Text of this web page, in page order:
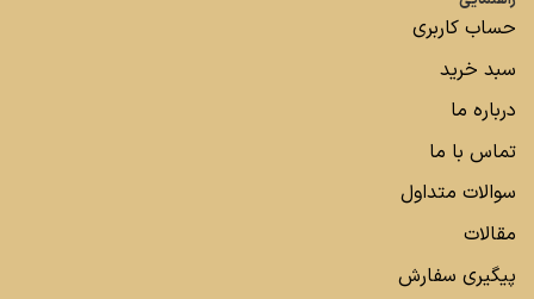
حساب کاربری
سبد خرید
درباره ما
تماس با ما
سوالات متداول
مقالات
پیگیری سفارش